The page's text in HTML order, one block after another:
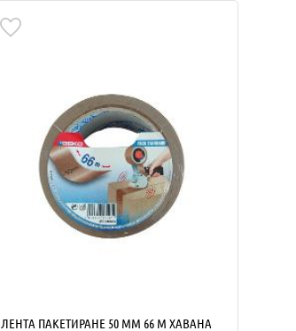
ЛЕНТА ПАКЕТИРАНЕ 50 MM 66 M ХАВАНА